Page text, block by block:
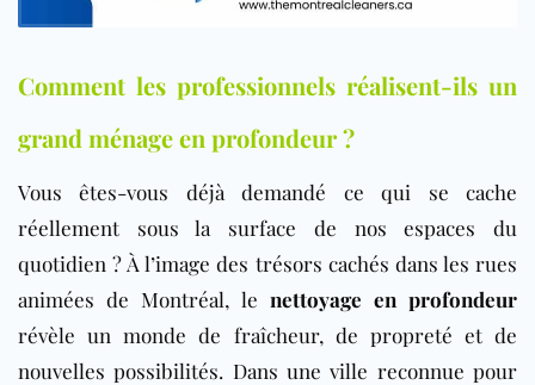
Comment les professionnels réalisent-ils un
grand ménage en profondeur ?
Vous êtes-vous déjà demandé ce qui se cache
réellement sous la surface de nos espaces du
quotidien ? À l’image des trésors cachés dans les rues
animées de Montréal, le nettoyage en profondeur
révèle un monde de fraîcheur, de propreté et de
nouvelles possibilités. Dans une ville reconnue pour